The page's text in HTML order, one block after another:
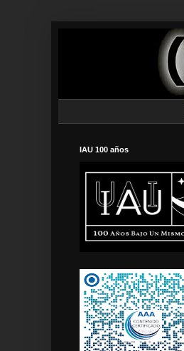
IAU 100 años